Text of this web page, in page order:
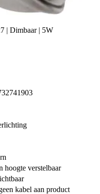
| Dimbaar | 5W
hoogte verstelbaar
kabel aan product